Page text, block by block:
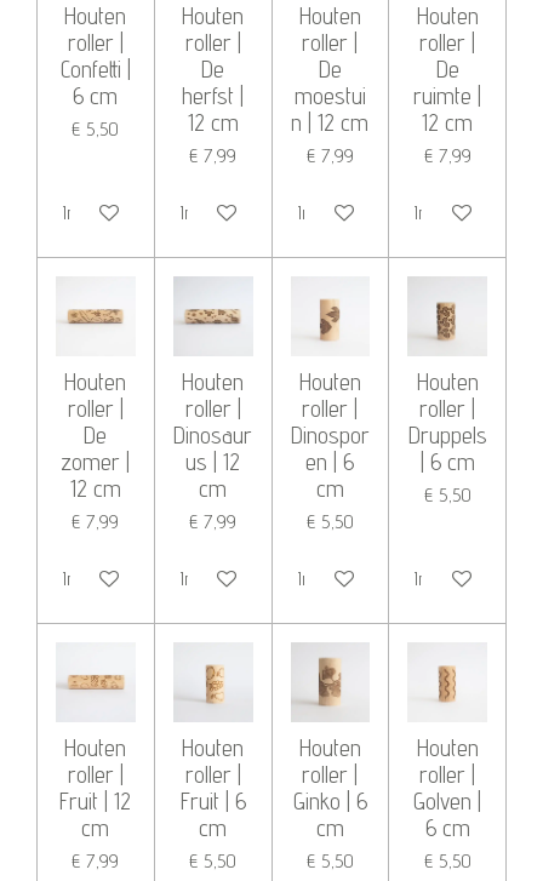
Houten
roller |
Confetti |
6 cm
€ 5,50
In winkelwagen
Houten
roller |
De
herfst |
12 cm
€ 7,99
In winkelwagen
Houten
roller |
De
moestui
n | 12 cm
€ 7,99
In winkelwagen
Houten
roller |
De
ruimte |
12 cm
€ 7,99
In winkelwagen
Houten
roller |
De
zomer |
12 cm
€ 7,99
In winkelwagen
Houten
roller |
Dinosaur
us | 12
cm
€ 7,99
In winkelwagen
Houten
roller |
Dinospor
en | 6
cm
€ 5,50
In winkelwagen
Houten
roller |
Druppels
| 6 cm
€ 5,50
In winkelwagen
Houten
roller |
Fruit | 12
cm
€ 7,99
Houten
roller |
Fruit | 6
cm
€ 5,50
Houten
roller |
Ginko | 6
cm
€ 5,50
Houten
roller |
Golven |
6 cm
€ 5,50